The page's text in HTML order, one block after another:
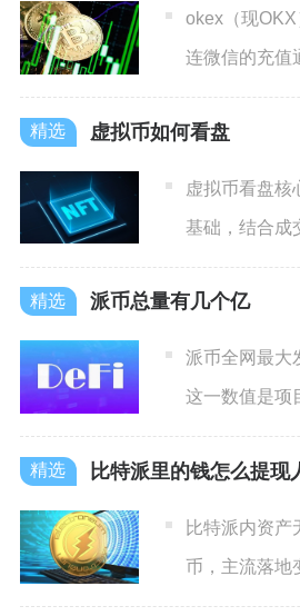
okex（现
连微信的充值
点交易场景下
虚拟币如何看盘
虚拟币看盘核
基础，结合成
期共振综合判
派币总量有几个亿
派币全网最大
这一数值是项
顶上限，不会
比特派里的钱怎么提现
比特派内资产
币，主流落地
键买卖OTC、